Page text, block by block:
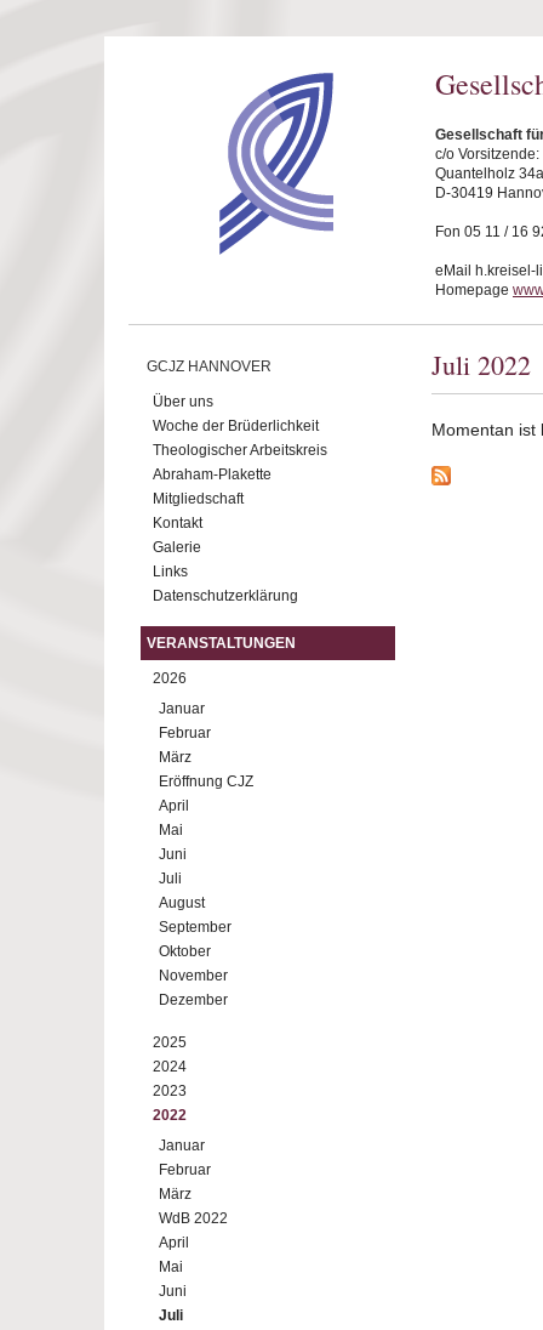
Gesellschaft
c/o
Quantelholz 34a
D-30419
Fon 05 11 / 16
eMail h.kreisel-
Homepage
GCJZ HANNOVER
Über uns
Woche der Brüderlichkeit
Theologischer Arbeitskreis
Abraham-Plakette
Mitgliedschaft
Kontakt
Galerie
Links
Datenschutzerklärung
VERANSTALTUNGEN
2026
Januar
Februar
März
Eröffnung CJZ
April
Mai
Juni
Juli
August
September
Oktober
November
Dezember
2025
2024
2023
2022
Januar
Februar
März
WdB 2022
April
Mai
Juni
Juli
Juli 2022
Momentan ist